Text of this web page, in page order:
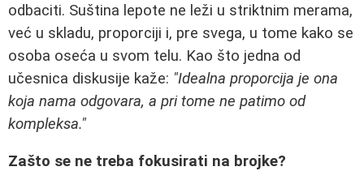
odbaciti. Suština lepote ne leži u striktnim merama,
već u skladu, proporciji i, pre svega, u tome kako se
osoba oseća u svom telu. Kao što jedna od
učesnica diskusije kaže: "Idealna proporcija je ona
koja nama odgovara, a pri tome ne patimo od
kompleksa."
Zašto se ne treba fokusirati na brojke?